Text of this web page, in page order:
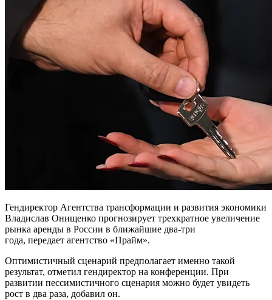
Гендиректор Агентства трансформации и развития экономики
Владислав Онищенко прогнозирует трехкратное увеличение
рынка аренды в России в ближайшие два-три
года, передает агентство «Прайм».
Оптимистичный сценарий предполагает именно такой
результат, отметил гендиректор на конференции. При
развитии пессимистичного сценария можно будет увидеть
рост в два раза, добавил он.